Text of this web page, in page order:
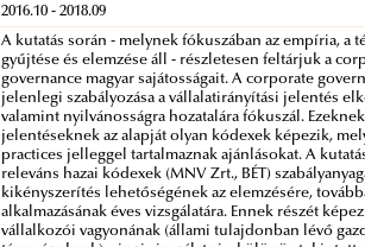
2016.10 - 2018.09
A kutatás során - melynek fókuszában az empíria, a
gyűjtése és elemzése áll - részletesen feltárjuk a
governance magyar sajátosságait. A corporate
jelenlegi szabályozása a vállalatirányítási jelentés
valamint nyilvánosságra hozatalára fókuszál.
jelentéseknek az alapját olyan kódexek képezik,
practices jelleggel tartalmaznak ajánlásokat. A
releváns hazai kódexek (MNV Zrt., BÉT)
kikényszerítés lehetőségének az elemzésére,
alkalmazásának éves vizsgálatára. Ennek részét
vállalkozói vagyonának (állami tulajdonban lévő